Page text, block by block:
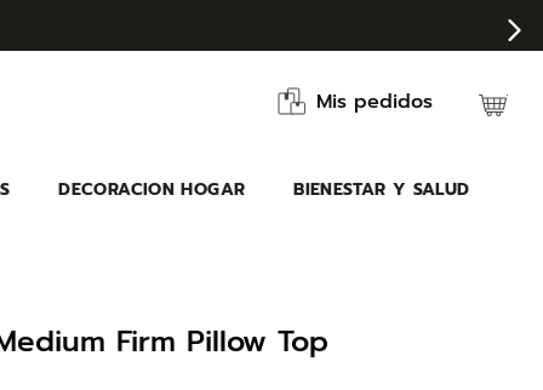
Mis pedidos
DECORACION HOGAR BIENESTAR Y SALUD
Firm Pillow Top